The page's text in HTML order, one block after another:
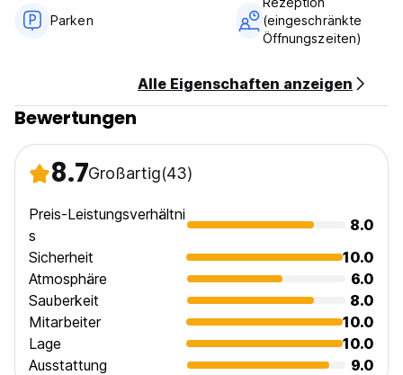
Parken
(eingeschränkte
Öffnungszeiten)
Alle Eigenschaften anzeigen
Bewertungen
8.7Großartig(43)
Preis-Leistungsverhältni
s
8.0
Sicherheit
10.0
Atmosphäre
6.0
Sauberkeit
8.0
Mitarbeiter
10.0
Lage
10.0
Ausstattung
9.0